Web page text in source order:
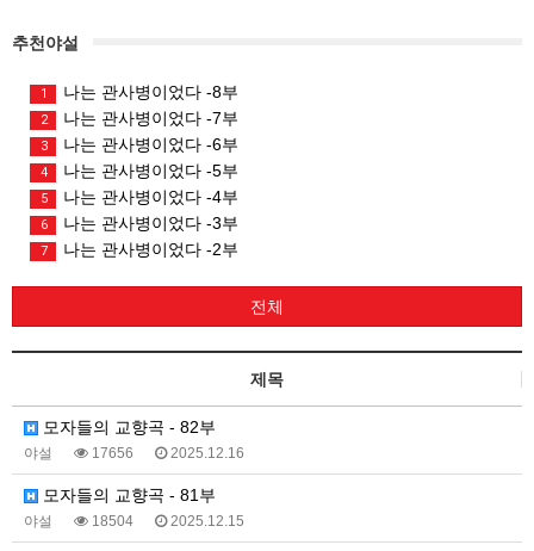
추천야설
1 나는 관사병이었다 -8부
2 나는 관사병이었다 -7부
3 나는 관사병이었다 -6부
4 나는 관사병이었다 -5부
5 나는 관사병이었다 -4부
6 나는 관사병이었다 -3부
7 나는 관사병이었다 -2부
전체
제목
모자들의 교향곡 - 82부
야설 17656 2025.12.16
모자들의 교향곡 - 81부
야설 18504 2025.12.15